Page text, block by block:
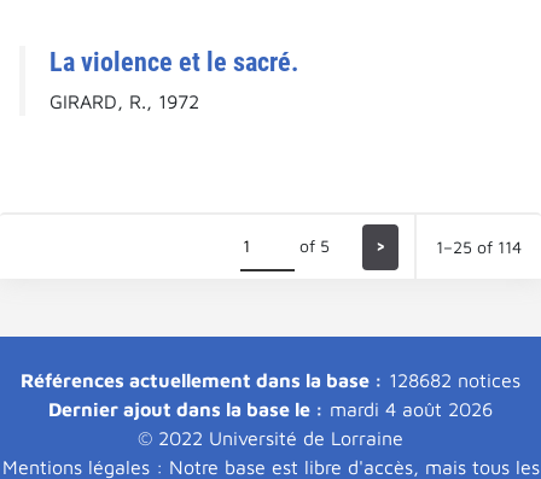
La violence et le sacré.
GIRARD, R., 1972
of 5 > 1–25 of 114
Références actuellement dans la base : 128682 notices
Dernier ajout dans la base le : mardi 4 août 2026
© 2022 Université de Lorraine
Mentions légales : Notre base est libre d'accès, mais tous les